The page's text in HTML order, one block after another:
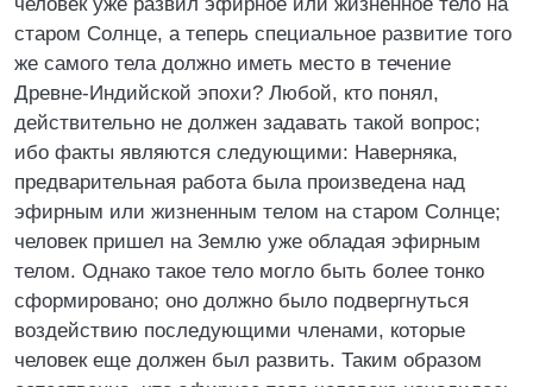
старом Солнце, а теперь специальное развитие того
же самого тела должно иметь место в течение
Древне-Индийской эпохи? Любой, кто понял,
действительно не должен задавать такой вопрос;
ибо факты являются следующими: Наверняка,
предварительная работа была произведена над
эфирным или жизненным телом на старом Солнце;
человек пришел на Землю уже обладая эфирным
телом. Однако такое тело могло быть более тонко
сформировано; оно должно было подвергнуться
воздействию последующими членами, которые
человек еще должен был развить. Таким образом